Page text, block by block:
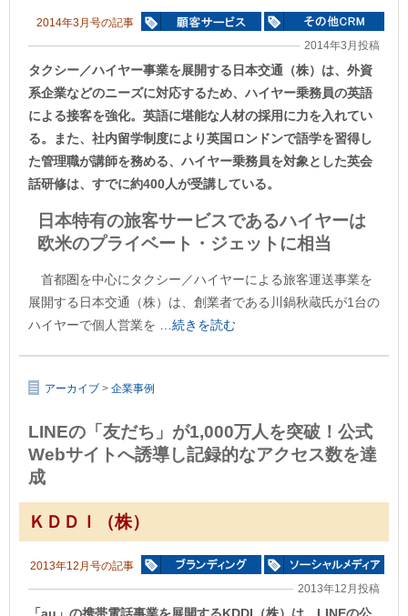
2014年3月号の記事
2014年3月投稿
タクシー／ハイヤー事業を展開する日本交通（株）は、外資
系企業などのニーズに対応するため、ハイヤー乗務員の英語
による接客を強化。英語に堪能な人材の採用に力を入れてい
る。また、社内留学制度により英国ロンドンで語学を習得し
た管理職が講師を務める、ハイヤー乗務員を対象とした英会
話研修は、すでに約400人が受講している。
日本特有の旅客サービスであるハイヤーは
欧米のプライベート・ジェットに相当
首都圏を中心にタクシー／ハイヤーによる旅客運送事業を
展開する日本交通（株）は、創業者である川鍋秋蔵氏が1台の
ハイヤーで個人営業を …続きを読む
アーカイブ > 企業事例
LINEの「友だち」が1,000万人を突破！公式
Webサイトへ誘導し記録的なアクセス数を達
成
ＫＤＤＩ（株）
2013年12月号の記事
2013年12月投稿
「au」の携帯電話事業を展開するKDDI（株）は、LINEの公